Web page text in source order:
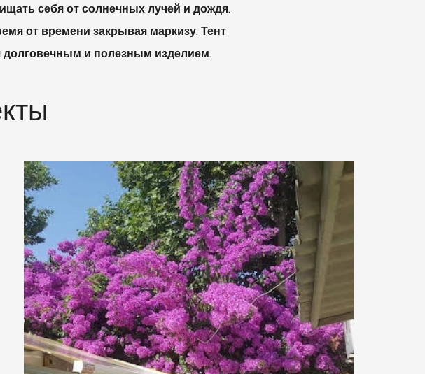
себя от солнечных лучей и дождя.
от времени закрывая маркизу. Тент
долговечным и полезным изделием.